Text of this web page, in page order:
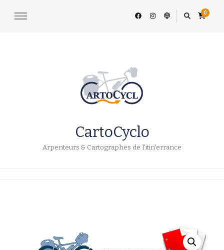
0
CartoCyclo
Arpenteurs & Cartographes de l'itin'errance